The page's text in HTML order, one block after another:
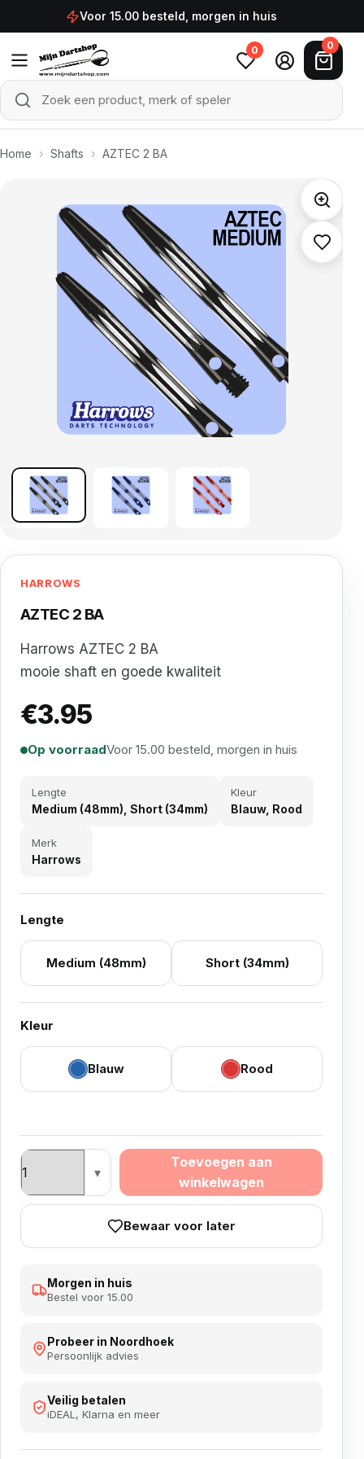
Ga naar de inhoudVoor 15.00 besteld, morgen in huis
Zoek een product, merk of speler
Zoeken
0 0
Home › Shafts › AZTEC 2 BA
HARROWS
AZTEC 2 BA
Harrows AZTEC 2 BA
mooie shaft en goede kwaliteit
€3.95
Op voorraadVoor 15.00 besteld, morgen in huis
Lengte
Medium (48mm), Short (34mm)
Kleur
Blauw, Rood
Merk
Harrows
Lengte
Medium (48mm) Short (34mm)
Kleur
Blauw Rood
AZTEC 2 BA aantal
Toevoegen aan
winkelwagen
Bewaar voor later
Morgen in huis
Bestel voor 15.00
Probeer in Noordhoek
Persoonlijk advies
Veilig betalen
iDEAL, Klarna en meer